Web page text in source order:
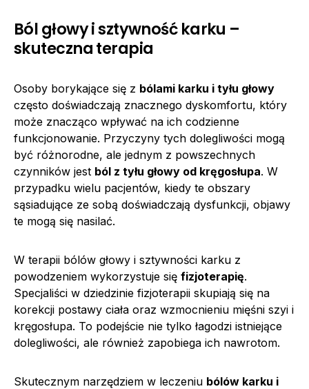
Ból głowy i sztywność karku –
skuteczna terapia
Osoby borykające się z bólami karku i tyłu głowy
często doświadczają znacznego dyskomfortu, który
może znacząco wpływać na ich codzienne
funkcjonowanie. Przyczyny tych dolegliwości mogą
być różnorodne, ale jednym z powszechnych
czynników jest ból z tyłu głowy od kręgosłupa. W
przypadku wielu pacjentów, kiedy te obszary
sąsiadujące ze sobą doświadczają dysfunkcji, objawy
te mogą się nasilać.
W terapii bólów głowy i sztywności karku z
powodzeniem wykorzystuje się fizjoterapię.
Specjaliści w dziedzinie fizjoterapii skupiają się na
korekcji postawy ciała oraz wzmocnieniu mięśni szyi i
kręgosłupa. To podejście nie tylko łagodzi istniejące
dolegliwości, ale również zapobiega ich nawrotom.
Skutecznym narzędziem w leczeniu bólów karku i